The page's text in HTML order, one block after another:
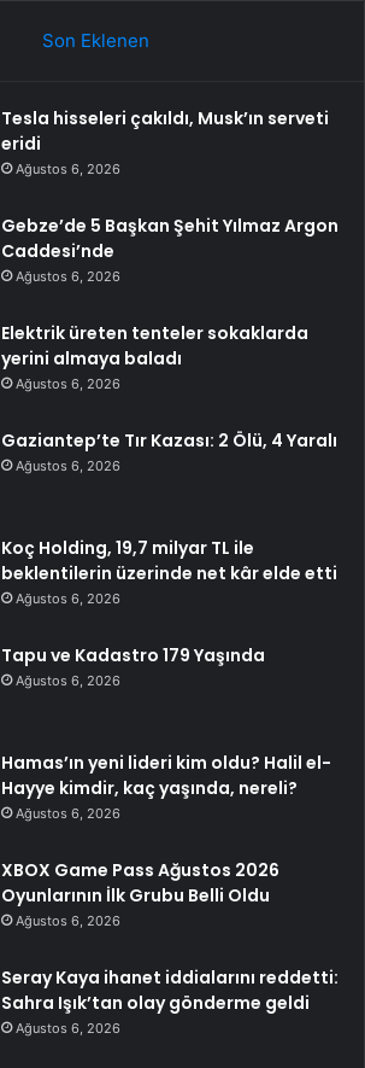
Son Eklenen
Tesla hisseleri çakıldı, Musk’ın serveti
eridi
Ağustos 6, 2026
Gebze’de 5 Başkan Şehit Yılmaz Argon
Caddesi’nde
Ağustos 6, 2026
Elektrik üreten tenteler sokaklarda
yerini almaya baladı
Ağustos 6, 2026
Gaziantep’te Tır Kazası: 2 Ölü, 4 Yaralı
Ağustos 6, 2026
Koç Holding, 19,7 milyar TL ile
beklentilerin üzerinde net kâr elde etti
Ağustos 6, 2026
Tapu ve Kadastro 179 Yaşında
Ağustos 6, 2026
Hamas’ın yeni lideri kim oldu? Halil el-
Hayye kimdir, kaç yaşında, nereli?
Ağustos 6, 2026
XBOX Game Pass Ağustos 2026
Oyunlarının İlk Grubu Belli Oldu
Ağustos 6, 2026
Seray Kaya ihanet iddialarını reddetti:
Sahra Işık’tan olay gönderme geldi
Ağustos 6, 2026